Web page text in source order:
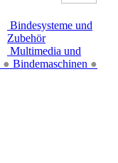
Bindesysteme und
Zubehör
● Bindemaschinen ●
Multimedia und